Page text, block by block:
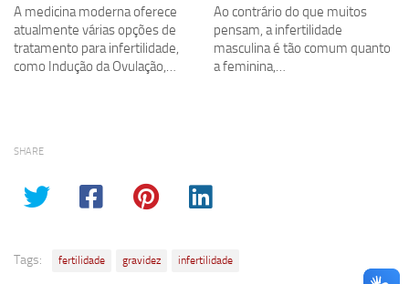
A medicina moderna oferece
atualmente várias opções de
tratamento para infertilidade,
como Indução da Ovulação,…
Ao contrário do que muitos
pensam, a infertilidade
masculina é tão comum quanto
a feminina,…
SHARE
Tags: fertilidade gravidez infertilidade